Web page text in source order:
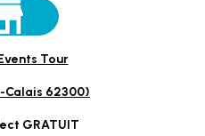
Tour
Calais 62300)
GRATUIT